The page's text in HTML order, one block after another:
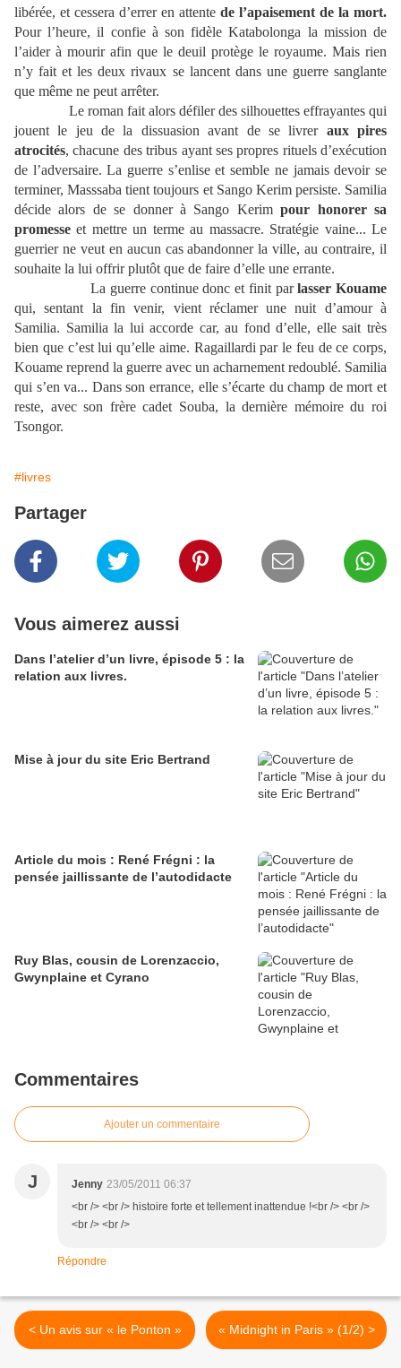
libérée, et cessera d’errer en attente de l’apaisement de la mort.
Pour l’heure, il confie à son fidèle Katabolonga la mission de
l’aider à mourir afin que le deuil protège le royaume. Mais rien
n’y fait et les deux rivaux se lancent dans une guerre sanglante
que même ne peut arrêter.
Le roman fait alors défiler des silhouettes effrayantes qui
jouent le jeu de la dissuasion avant de se livrer aux pires
atrocités, chacune des tribus ayant ses propres rituels d’exécution
de l’adversaire. La guerre s’enlise et semble ne jamais devoir se
terminer, Masssaba tient toujours et Sango Kerim persiste. Samilia
décide alors de se donner à Sango Kerimpour honorer sa
promesse et mettre un terme au massacre. Stratégie vaine... Le
guerrier ne veut en aucun cas abandonner la ville, au contraire, il
souhaite la lui offrir plutôt que de faire d’elle une errante.
La guerre continue donc et finit parlasser Kouame
qui, sentant la fin venir, vient réclamer une nuit d’amour à
Samilia. Samilia la lui accorde car, au fond d’elle, elle sait très
bien que c’est lui qu’elle aime. Ragaillardi par le feu de ce corps,
Kouame reprend la guerre avec un acharnement redoublé. Samilia
qui s’en va... Dans son errance, elle s’écarte du champ de mort et
reste, avec son frère cadet Souba, la dernière mémoire du roi
Tsongor.
#livres
Partager
Vous aimerez aussi
Dans l’atelier d’un livre, épisode 5 : la
relation aux livres.
Mise à jour du site Eric Bertrand
Article du mois : René Frégni : la
pensée jaillissante de l’autodidacte
Ruy Blas, cousin de Lorenzaccio,
Gwynplaine et Cyrano
Commentaires
Ajouter un commentaire
J Jenny 23/05/2011 06:37
<br /> <br /> histoire forte et tellement inattendue !<br /> <br />
<br /> <br />
Répondre
< Un avis sur « le Ponton » « Midnight in Paris » (1/2) >